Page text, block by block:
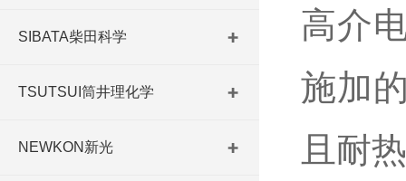
高介
施加
且耐
SIBATA柴田科学
TSUTSUI筒井理化学
NEWKON新光